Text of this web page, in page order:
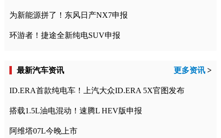
为新能源拼了！东风日产NX7申报
环游者！捷途全新纯电SUV申报
最新汽车资讯 更多资讯 >
ID.ERA首款纯电车！上汽大众ID.ERA 5X官图发布
搭载1.5L油电混动！速腾L HEV版申报
阿维塔07L今晚上市